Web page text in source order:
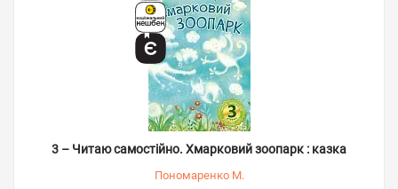
3 – Читаю самостійно. Хмарковий зоопарк : казка
Пономаренко М.